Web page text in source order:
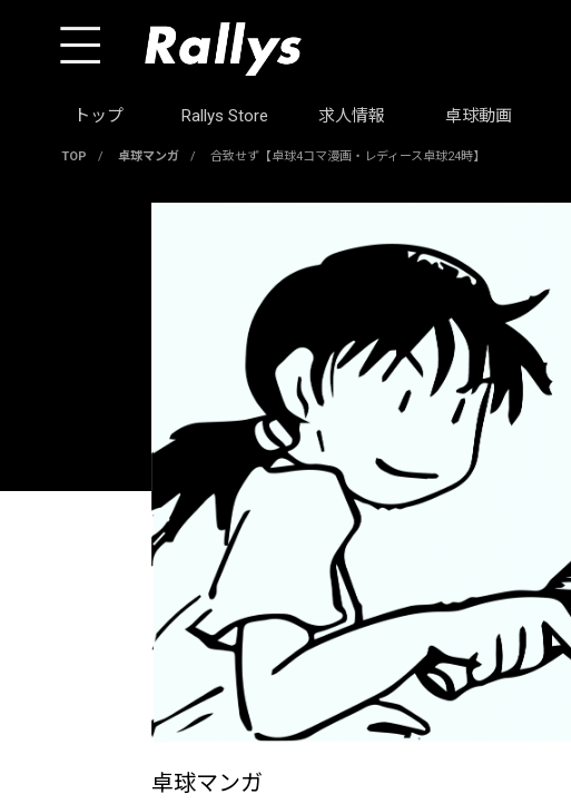
トップ Rallys Store 求人情報 卓球動画
TOP / 卓球マンガ / 合致せず【卓球4コマ漫画・レディース卓球24時】
卓球マンガ